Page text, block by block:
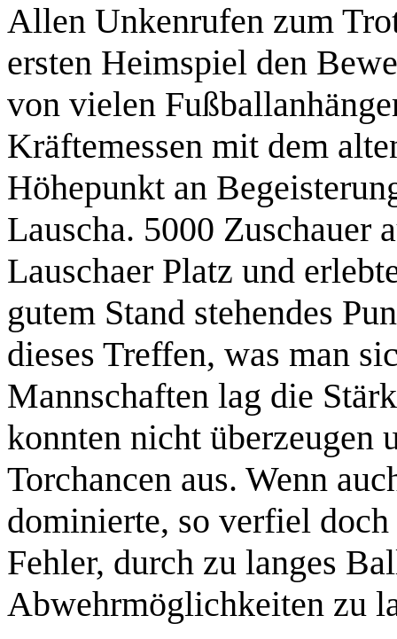
Allen Unkenrufen zum
ersten Heimspiel den
von vielen
Kräftemessen mit dem
Höhepunkt an
Lauscha. 5000 Zuschauer
Lauschaer Platz und
gutem Stand stehendes
dieses Treffen, was man
Mannschaften lag die
konnten nicht überzeugen
Torchancen aus. Wenn
dominierte, so verfiel
Fehler, durch zu langes
Abwehrmöglichkeiten zu